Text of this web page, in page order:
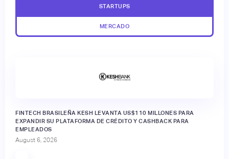
STARTUPS
MERCADO
FINTECH BRASILEÑA KESH LEVANTA US$110 MILLONES PARA
EXPANDIR SU PLATAFORMA DE CRÉDITO Y CASHBACK PARA
EMPLEADOS
August 6, 2026